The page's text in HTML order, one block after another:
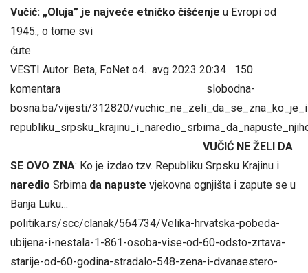
Vučić: „Oluja” je najveće etničko čišćenje u Evropi od
1945., o tome svi
VESTI Autor: Beta, FoNet o4. avg 2023 20:34 150
komentara slobodna-
bosna.ba/vijesti/312820/
VUČIĆ NE ŽELI DA
SE OVO ZNA: Ko je izdao tzv. Republiku Srpsku Krajinu i
naredio Srbima da napuste vjekovna ognjišta i zapute se u
Banja Luku…
politika.rs/scc/clanak/564734/Velika-hrvatska-pobeda-
ubijena-i-nestala-1-861-osoba-vise-od-60-odsto-zrtava-
starije-od-60-godina-stradalo-548-zena-i-dvanaestero-